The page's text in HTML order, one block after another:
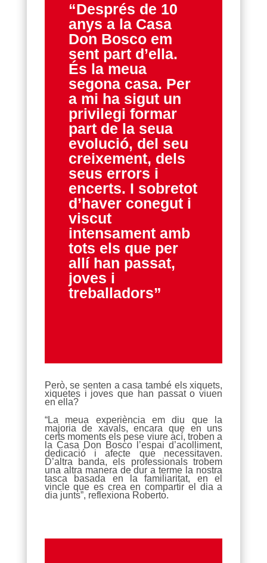
“Després de 10
anys a la Casa
Don Bosco em
sent part d’ella.
És la meua
segona casa. Per
a mi ha sigut un
privilegi formar
part de la seua
evolució, del seu
creixement, dels
seus errors i
encerts. I sobretot
d’haver conegut i
viscut
intensament amb
tots els que per
allí han passat,
joves i
treballadors”
Però, se senten a casa també els xiquets,
xiquetes i joves que han passat o viuen
en ella?
“La meua experiència em diu que la
majoria de xavals, encara que en uns
certs moments els pese viure ací, troben a
la Casa Don Bosco l’espai d’acolliment,
dedicació i afecte que necessitaven.
D’altra banda, els professionals trobem
una altra manera de dur a terme la nostra
tasca basada en la familiaritat, en el
vincle que es crea en compartir el dia a
dia junts”, reflexiona Roberto.